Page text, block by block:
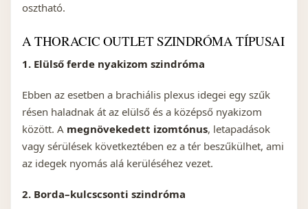
osztható.
A THORACIC OUTLET SZINDRÓMA TÍPUSAI
1. Elülső ferde nyakizom szindróma
Ebben az esetben a brachiális plexus idegei egy szűk
résen haladnak át az elülső és a középső nyakizom
között. A megnövekedett izomtónus, letapadások
vagy sérülések következtében ez a tér beszűkülhet, ami
az idegek nyomás alá kerüléséhez vezet.
2. Borda–kulcscsonti szindróma